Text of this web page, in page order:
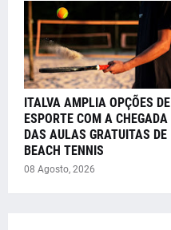
ITALVA AMPLIA OPÇÕES DE
ESPORTE COM A CHEGADA
DAS AULAS GRATUITAS DE
BEACH TENNIS
08 Agosto, 2026